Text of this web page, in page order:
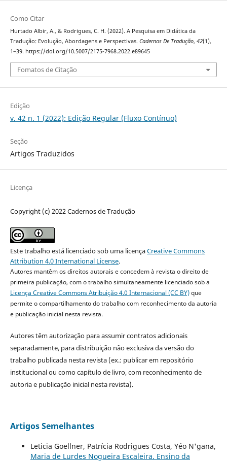
Como Citar
Hurtado Albir, A., & Rodrigues, C. H. (2022). A Pesquisa em Didática da
Tradução: Evolução, Abordagens e Perspectivas. Cadernos De Tradução, 42(1),
1–39. https://doi.org/10.5007/2175-7968.2022.e89645
Fomatos de Citação
Edição
v. 42 n. 1 (2022): Edição Regular (Fluxo Contínuo)
Seção
Artigos Traduzidos
Licença
Copyright (c) 2022 Cadernos de Tradução
Este trabalho está licenciado sob uma licençaCreative Commons
Attribution 4.0 International License.
Autores mantêm os direitos autorais e concedem à revista o direito de
primeira publicação, com o trabalho simultaneamente licenciado sob a
Licença Creative Commons Atribuição 4.0 Internacional (CC BY)que
permite o compartilhamento do trabalho com reconhecimento da autoria
e publicação inicial nesta revista.
Autores têm autorização para assumir contratos adicionais
separadamente, para distribuição não exclusiva da versão do
trabalho publicada nesta revista (ex.: publicar em repositório
institucional ou como capítulo de livro, com reconhecimento de
autoria e publicação inicial nesta revista).
Artigos Semelhantes
Leticia Goellner, Patrícia Rodrigues Costa, Yéo N'gana,
Maria de Lurdes Nogueira Escaleira. Ensino da